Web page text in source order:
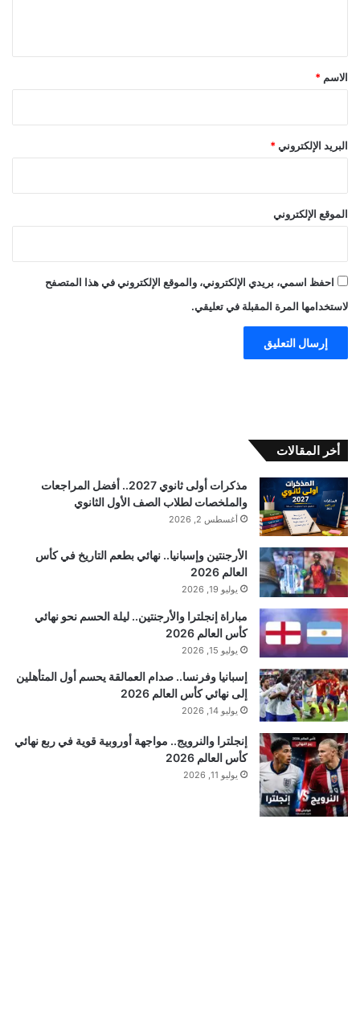
*
الاسم *
البريد الإلكتروني *
الموقع الإلكتروني
احفظ اسمي، بريدي الإلكتروني، والموقع الإلكتروني في هذا المتصفح
لاستخدامها المرة المقبلة في تعليقي.
أخر المقالات
مذكرات أولى ثانوي 2027.. أفضل المراجعات
والملخصات لطلاب الصف الأول الثانوي
أغسطس 2, 2026
الأرجنتين وإسبانيا.. نهائي بطعم التاريخ في كأس
العالم 2026
يوليو 19, 2026
مباراة إنجلترا والأرجنتين.. ليلة الحسم نحو نهائي
كأس العالم 2026
يوليو 15, 2026
إسبانيا وفرنسا.. صدام العمالقة يحسم أول المتأهلين
إلى نهائي كأس العالم 2026
يوليو 14, 2026
إنجلترا والنرويج.. مواجهة أوروبية قوية في ربع نهائي
كأس العالم 2026
يوليو 11, 2026